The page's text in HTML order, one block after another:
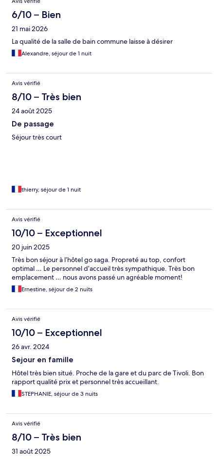
6/10 – Bien
21 mai 2026
La qualité de la salle de bain commune laisse à désirer
Alexandre, séjour de 1 nuit
Avis vérifié
8/10 – Très bien
24 août 2025
De passage
Séjour très court
thierry, séjour de 1 nuit
Avis vérifié
10/10 – Exceptionnel
20 juin 2025
Très bon séjour à l‘hôtel go saga. Propreté au top, confort
optimal … Le personnel d’accueil très sympathique. Très bon
emplacement … nous avons passé un agréable moment!
Ernestine, séjour de 2 nuits
Avis vérifié
10/10 – Exceptionnel
26 avr. 2024
Sejour en famille
Hôtel très bien situé. Proche de la gare et du parc de Tivoli. Bon
rapport qualité prix et personnel très accueillant.
STEPHANIE, séjour de 3 nuits
Avis vérifié
8/10 – Très bien
31 août 2025